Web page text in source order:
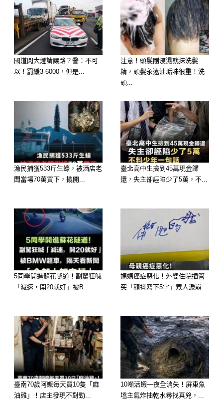
阿強，不僅在阿志房間的床邊留下了侮
辱性的鈔票
而阿志——這個昏迷了七年的男人，只
能靜靜地躺在一旁。
他的生命延續依賴著氧氣機的嘶嘶聲，
「阿志躺在這已經7年了！你，是不是
也早盼著他一命嗚呼？」昆博在監控前
忍耐著咆哮，痛心自責這個家庭竟讓外
人如此踐踏尊嚴。
他恨自己無力，又痛徹兒媳的苦楚——
不得不一次次妥協，把自己遞給阿強。
那些鈔票，明明帶著骯臟的脅迫，最終
卻成全了日夜堅持的氧氣管的運轉。
可故事並未止步於此。
幾天后的一個雨夜，林老先生躺在床上
來異動：兒媳對著丈夫的病床，絕望地
指向了自己的腹部。
昆博見狀，沖進房間拽住她，「你不能
做傻事！孩子是無辜的！」
「無辜？」滿臉都是淚，「阿強威脅
國道閃大燈請讓路？警：不可
以！罰緩3-6000，但是...
注意！頭髮剛浸濕就抹洗髮
精，頭髮永遠油垢味很重！洗
頭...
漁民捕獲533斤生蠔，被酒店老
闆當場70萬買下，撬開...
臺北高中生撿到45萬現金歸
還，失主卻誣陷少了5萬，不...
5同學開進蘇花隧道！副駕狂喊
「減速，開20就好」被B...
媽媽癌症惡化！外婆住院插管
突「顫抖寫下5字」眾人淚崩...
臺南70歲阿嬤每天買10隻「麻
油雞」！店主發現不對勁...
10噸活蝦一夜全消失！屏東魚
塭主氣炸抽乾水尋找真兇，...